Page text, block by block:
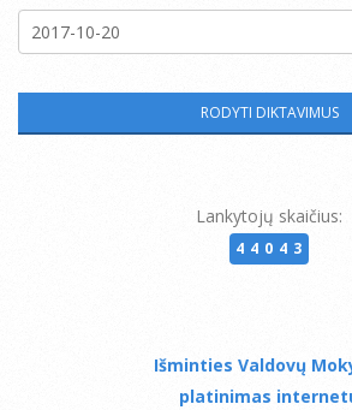
Lankytojų skaičius:
44043
Išminties Valdovų
platinimas